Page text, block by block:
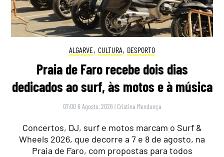
ALGARVE, CULTURA, DESPORTO
Praia de Faro recebe dois dias
dedicados ao surf, às motos e à música
07:00 6 Agosto, 2026 | Cristina Mendonça
Concertos, DJ, surf e motos marcam o Surf &
Wheels 2026, que decorre a 7 e 8 de agosto, na
Praia de Faro, com propostas para todos